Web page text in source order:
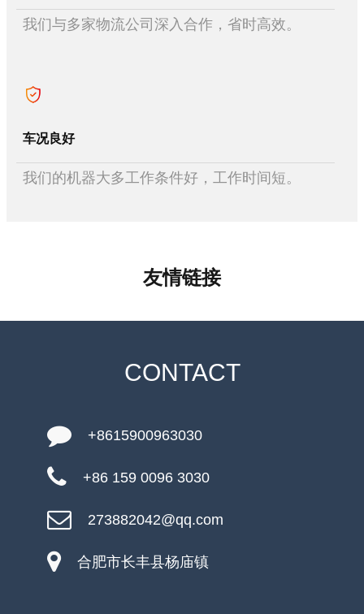
我们与多家物流公司深入合作，省时高效。
车况良好
我们的机器大多工作条件好，工作时间短。
友情链接
CONTACT
+8615900963030
+86 159 0096 3030
273882042@qq.com
合肥市长丰县杨庙镇